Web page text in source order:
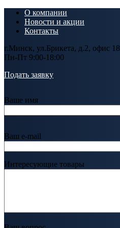
О компании
Новости и акции
Контакты
г.Минск, ул.Брикета, д.2, офис 18
Пн-Пт 9:00-18:00
Подать заявку
Ваше имя
Ваш e-mail
Интересующие товары